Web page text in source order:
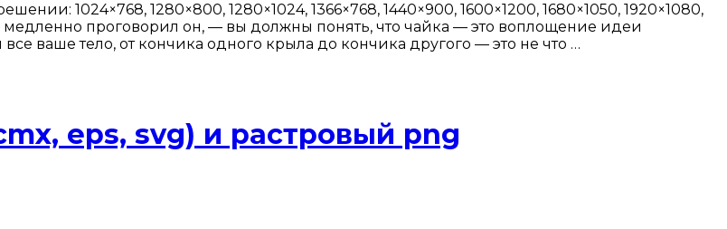
1024×768, 1280×800, 1280×1024, 1366×768, 1440×900, 1600×1200, 1680×1050, 1920×1080,
медленно проговорил он, — вы должны понять, что чайка — это воплощение идеи
ваше тело, от кончика одного крыла до кончика другого — это не что …
eps, svg) и растровый png